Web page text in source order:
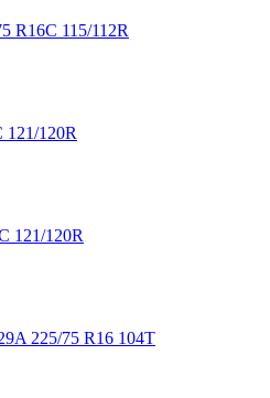
R16C 115/112R
121/120R
121/120R
225/75 R16 104T